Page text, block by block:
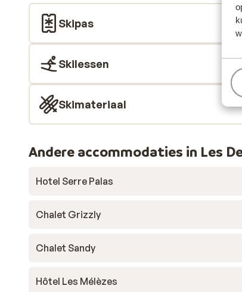
Skipas
Skilessen
Skimateriaal
Andere accommodaties in Les
Hotel Serre Palas
Chalet Grizzly
Chalet Sandy
Hôtel Les Mélèzes